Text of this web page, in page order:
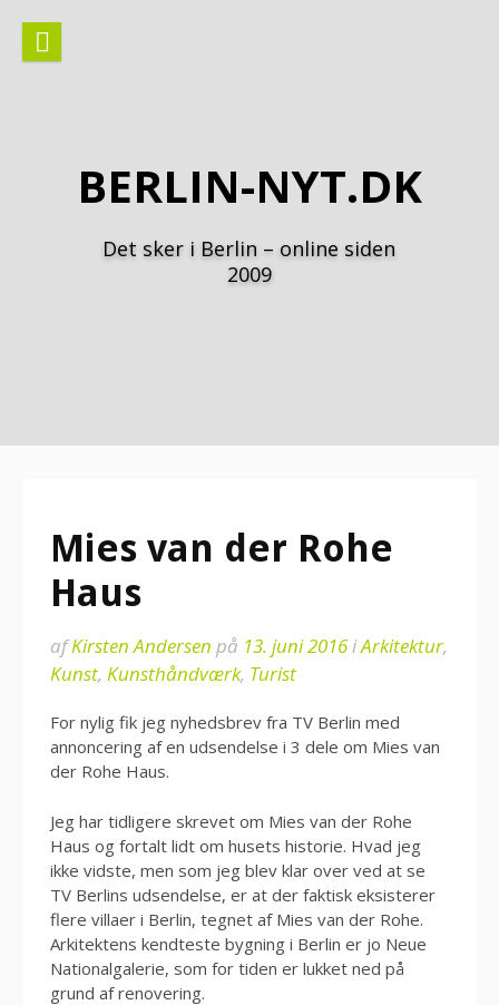
indhold
BERLIN-NYT.DK
Det sker i Berlin – online siden
2009
Mies van der Rohe
Haus
afKirsten Andersen på 13. juni 2016iArkitektur,
Kunst, Kunsthåndværk, Turist
For nylig fik jeg nyhedsbrev fra TV Berlin med
annoncering af en udsendelse i 3 dele om Mies van
der Rohe Haus.
Jeg har tidligere skrevet om Mies van der Rohe
Haus og fortalt lidt om husets historie. Hvad jeg
ikke vidste, men som jeg blev klar over ved at se
TV Berlins udsendelse, er at der faktisk eksisterer
flere villaer i Berlin, tegnet af Mies van der Rohe.
Arkitektens kendteste bygning i Berlin er jo Neue
Nationalgalerie, som for tiden er lukket ned på
grund af renovering.